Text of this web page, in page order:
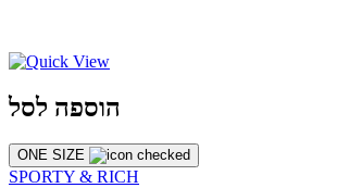
הוספה לסל
ONE SIZE
SPORTY & RICH